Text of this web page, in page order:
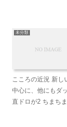
未分類
こころの近況 新
中心に、他にもダ
直ドロが2 ちまち